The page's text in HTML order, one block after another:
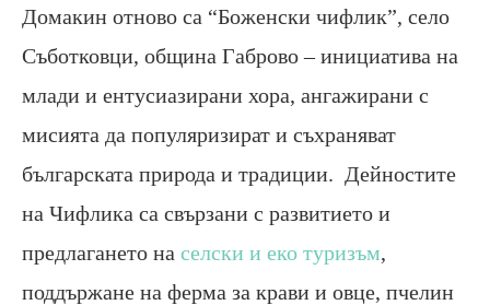
Домакин отново са “Боженски чифлик”, село
Съботковци, община Габрово – инициатива на
млади и ентусиазирани хора, ангажирани с
мисията да популяризират и съхраняват
българската природа и традиции. Дейностите
на Чифлика са свързани с развитието и
предлагането на селски и еко туризъм,
поддържане на ферма за крави и овце, пчелин